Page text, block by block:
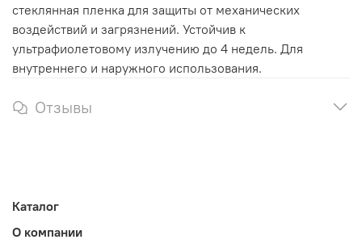
стеклянная пленка для защиты от механических
воздействий и загрязнений. Устойчив к
ультрафиолетовому излучению до 4 недель. Для
внутреннего и наружного использования.
Отзывы
Каталог
О компании